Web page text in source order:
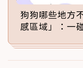
狗狗哪些地方
感區域」：一